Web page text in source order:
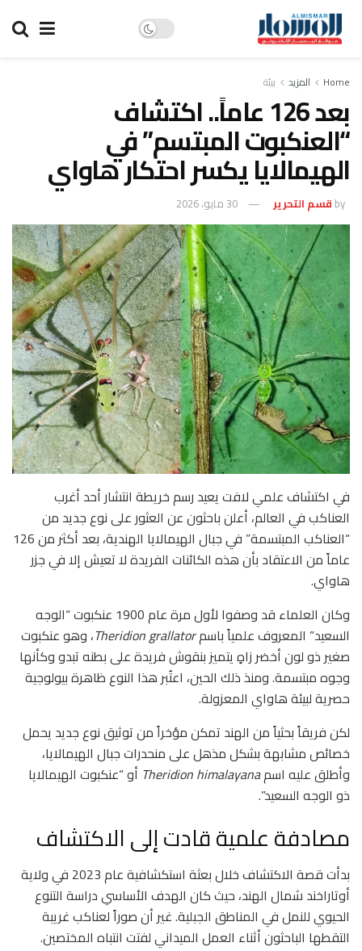
Home المزيد بيئة
بعد 126 عاماً.. اكتشاف
“العنكبوت المبتسم” في
الهيمالايا يكسر احتكار هاواي
by قسم التحرير 30 مايو، 2026
في اكتشاف علمي لافت يعيد رسم خريطة انتشار أحد أغرب
العناكب في العالم، أعلن باحثون عن العثور على نوع جديد من
“العناكب المبتسمة” في جبال الهيمالايا الهندية، بعد أكثر من 126
عاماً من الاعتقاد بأن هذه الكائنات الفريدة لا تعيش إلا في جزر
هاواي.
وكان العلماء قد وصفوا لأول مرة عام 1900 عنكبوت “الوجه
السعيد” المعروف علمياً باسمTheridion grallator، وهو عنكبوت
صغير ذو لون أخضر زاهٍ يتميز بنقوش فريدة على بطنه تبدو وكأنها
وجوه مبتسمة. ومنذ ذلك الحين، اعتُبر هذا النوع ظاهرة بيولوجية
حصرية لبيئة هاواي المعزولة.
لكن فريقاً بحثياً من الهند تمكن مؤخراً من توثيق نوع جديد يحمل
خصائص مشابهة بشكل مذهل على منحدرات جبال الهيمالايا،
وأطلق عليه اسمTheridion himalayana أو “عنكبوت الهيمالايا
ذو الوجه السعيد”.
مصادفة علمية قادت إلى الاكتشاف
بدأت قصة الاكتشاف خلال بعثة استكشافية عام 2023 في ولاية
أوتاراخند شمال الهند، حيث كان الهدف الأساسي دراسة التنوع
الحيوي للنمل في المناطق الجبلية. غير أن صوراً لعناكب غريبة
التقطها الباحثون أثناء العمل الميداني لفتت انتباه المختصين.